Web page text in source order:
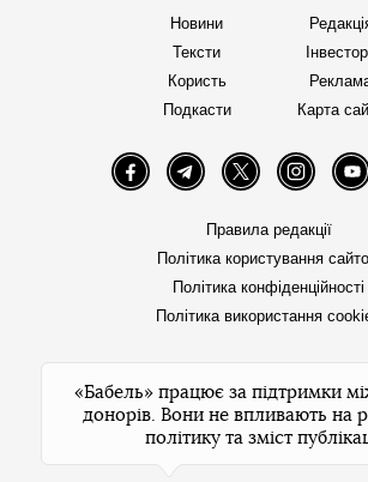
Новини
Тексти
Користь
Подкасти
Карта
FacebookTelegramTwitter
Правила редакції
Політика користування
Політика конфіденційності
Політика використання
«Бабель» працює за підтримки
донорів. Вони не впливають на
політику та зміст